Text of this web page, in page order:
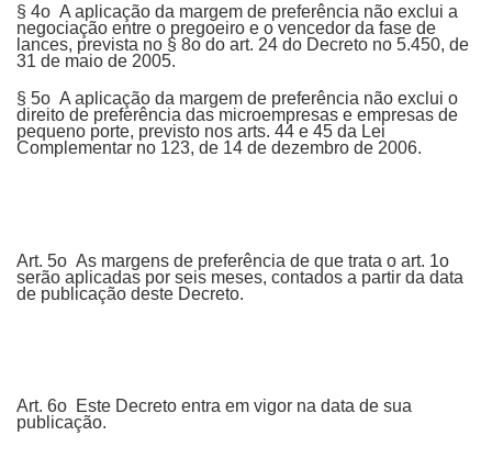
§ 4o A aplicação da margem de preferência não exclui a
negociação entre o pregoeiro e o vencedor da fase de
lances, prevista no § 8o do art. 24 do Decreto no 5.450, de
31 de maio de 2005.
§ 5o A aplicação da margem de preferência não exclui o
direito de preferência das microempresas e empresas de
pequeno porte, previsto nos arts. 44 e 45 da Lei
Complementar no 123, de 14 de dezembro de 2006.
Art. 5o As margens de preferência de que trata o art. 1o
serão aplicadas por seis meses, contados a partir da data
de publicação deste Decreto.
Art. 6o Este Decreto entra em vigor na data de sua
publicação.